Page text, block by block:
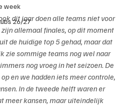
week
26/27
dit jaar doen alle teams niet voor
allemaal finales, op dit moment
de huidige top 5 gehad, maar dat
zie sommige teams nog wel naar
nog vroeg in het seizoen. De
en we hadden iets meer controle,
In de tweede helft waren er
meer kansen, maar uiteindelijk